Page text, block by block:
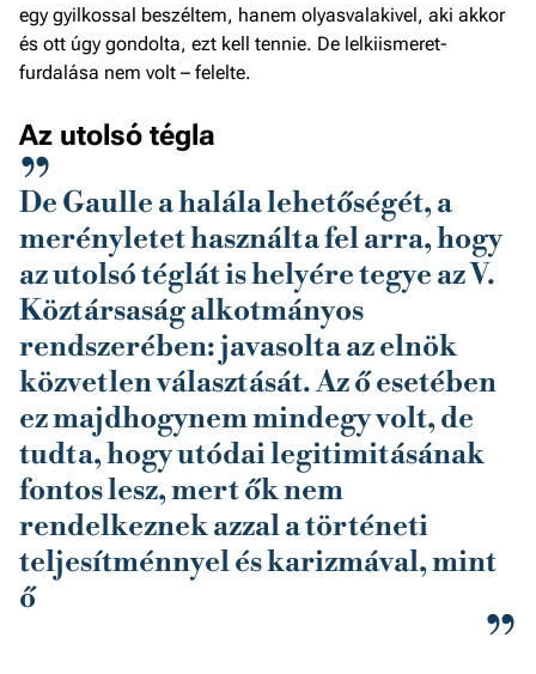
egy gyilkossal beszéltem, hanem olyasvalakivel, aki akkor
és ott úgy gondolta, ezt kell tennie. De lelkiismeret-
furdalása nem volt – felelte.
Az utolsó tégla
De Gaulle a halála lehetőségét, a
merényletet használta fel arra, hogy
az utolsó téglát is helyére tegye az V.
Köztársaság alkotmányos
rendszerében: javasolta az elnök
közvetlen választását. Az ő esetében
ez majdhogynem mindegy volt, de
tudta, hogy utódai legitimitásának
fontos lesz, mert ők nem
rendelkeznek azzal a történeti
teljesítménnyel és karizmával, mint
ő